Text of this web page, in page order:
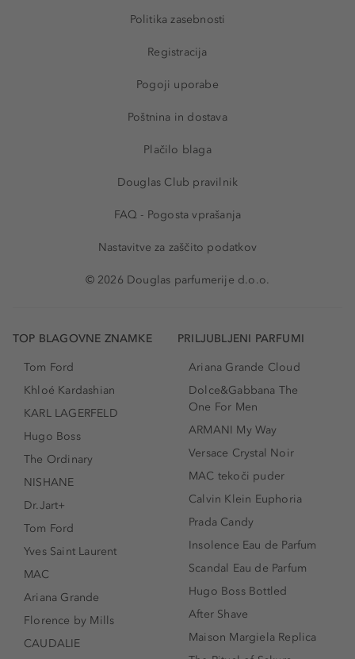
Politika zasebnosti
Registracija
Pogoji uporabe
Poštnina in dostava
Plačilo blaga
Douglas Club pravilnik
FAQ - Pogosta vprašanja
Nastavitve za zaščito podatkov
© 2026 Douglas parfumerije d.o.o.
TOP BLAGOVNE ZNAMKE
Tom Ford
Khloé Kardashian
KARL LAGERFELD
Hugo Boss
The Ordinary
NISHANE
Dr.Jart+
Tom Ford
Yves Saint Laurent
MAC
Ariana Grande
Florence by Mills
CAUDALIE
PRILJUBLJENI PARFUMI
Ariana Grande Cloud
Dolce&Gabbana The
One For Men
ARMANI My Way
Versace Crystal Noir
MAC tekoči puder
Calvin Klein Euphoria
Prada Candy
Insolence Eau de Parfum
Scandal Eau de Parfum
Hugo Boss Bottled
After Shave
Maison Margiela Replica